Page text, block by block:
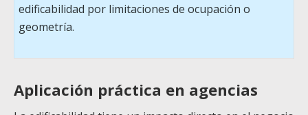
edificabilidad por limitaciones de ocupación o
geometría.
Aplicación práctica en agencias